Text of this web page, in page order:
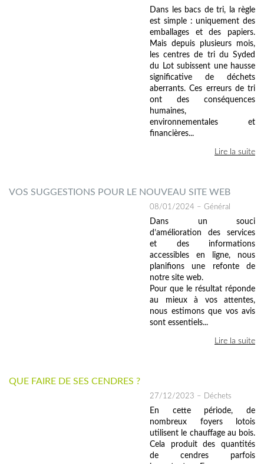
Dans les bacs de tri, la règle
est simple : uniquement des
emballages et des papiers.
Mais depuis plusieurs mois,
les centres de tri du Syded
du Lot subissent une hausse
significative de déchets
aberrants. Ces erreurs de tri
ont des conséquences
humaines,
environnementales et
financières...
Lire la suite
VOS SUGGESTIONS POUR LE NOUVEAU SITE WEB
08/01/2024 – Général
Dans un souci
d’amélioration des services
et des informations
accessibles en ligne, nous
planifions une refonte de
notre site web.
Pour que le résultat réponde
au mieux à vos attentes,
nous estimons que vos avis
sont essentiels...
Lire la suite
QUE FAIRE DE SES CENDRES ?
27/12/2023 – Déchets
En cette période, de
nombreux foyers lotois
utilisent le chauffage au bois.
Cela produit des quantités
de cendres parfois